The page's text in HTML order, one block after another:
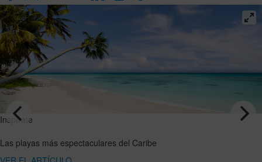
Inspírate
VER EL
miel en
ideal para